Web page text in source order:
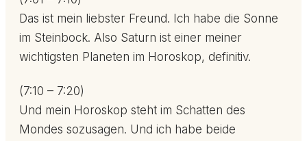
Das ist mein liebster Freund. Ich habe die Sonne
im Steinbock. Also Saturn ist einer meiner
wichtigsten Planeten im Horoskop, definitiv.
(7:10 – 7:20)
Und mein Horoskop steht im Schatten des
Mondes sozusagen. Und ich habe beide